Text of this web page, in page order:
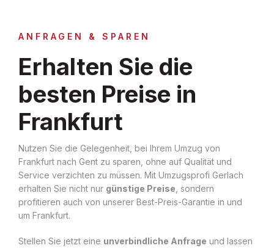
ANFRAGEN & SPAREN
Erhalten Sie die
besten Preise in
Frankfurt
Nutzen Sie die Gelegenheit, bei Ihrem Umzug von
Frankfurt nach Gent zu sparen, ohne auf Qualität und
Service verzichten zu müssen. Mit Umzugsprofi Gerlach
erhalten Sie nicht nur günstige Preise , sondern
profitieren auch von unserer Best-Preis-Garantie in und
um Frankfurt.
Stellen Sie jetzt eine unverbindliche Anfrage und lassen